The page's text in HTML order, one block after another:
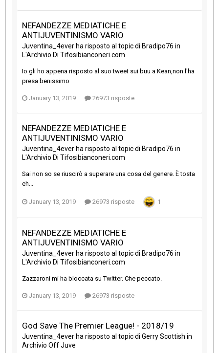
NEFANDEZZE MEDIATICHE E
ANTIJUVENTINISMO VARIO
Juventina_4ever ha risposto al topic di Bradipo76 in
L'Archivio Di Tifosibianconeri.com
Io gli ho appena risposto al suo tweet sui buu a Kean,non l'ha
presa benissimo
January 13, 2019 26973 risposte
NEFANDEZZE MEDIATICHE E
ANTIJUVENTINISMO VARIO
Juventina_4ever ha risposto al topic di Bradipo76 in
L'Archivio Di Tifosibianconeri.com
Sai non so se riuscirò a superare una cosa del genere. È tosta
eh...
January 13, 2019 26973 risposte 1
NEFANDEZZE MEDIATICHE E
ANTIJUVENTINISMO VARIO
Juventina_4ever ha risposto al topic di Bradipo76 in
L'Archivio Di Tifosibianconeri.com
Zazzaroni mi ha bloccata su Twitter. Che peccato.
January 13, 2019 26973 risposte
God Save The Premier League! - 2018/19
Juventina_4ever ha risposto al topic di Gerry Scottish in
Archivio Off Juve